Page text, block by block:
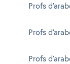
Profs
Profs
Profs